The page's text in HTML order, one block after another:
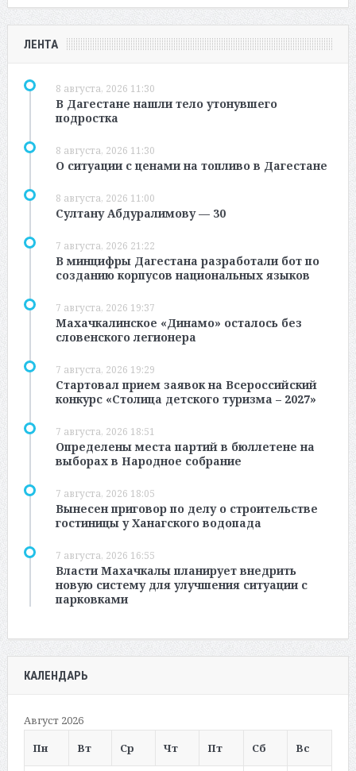
ЛЕНТА
8 августа, 2026 11:30
В Дагестане нашли тело утонувшего
подростка
8 августа, 2026 11:30
О ситуации с ценами на топливо в Дагестане
8 августа, 2026 11:00
Султану Абдуралимову — 30
7 августа, 2026 21:22
В минцифры Дагестана разработали бот по
созданию корпусов национальных языков
7 августа, 2026 19:37
Махачкалинское «Динамо» осталось без
словенского легионера
7 августа, 2026 19:29
Стартовал прием заявок на Всероссийский
конкурс «Столица детского туризма – 2027»
7 августа, 2026 18:51
Определены места партий в бюллетене на
выборах в Народное собрание
7 августа, 2026 18:05
Вынесен приговор по делу о строительстве
гостиницы у Ханагского водопада
7 августа, 2026 16:55
Власти Махачкалы планирует внедрить
новую систему для улучшения ситуации с
парковками
КАЛЕНДАРЬ
Август 2026
Пн
Вт Ср Чт Пт Сб Вс